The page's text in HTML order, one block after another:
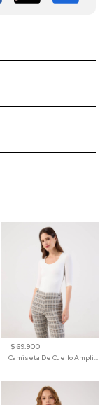
$ 69.900
Camiseta De Cuello Amplio Y Manga 3/4 Para Mujer